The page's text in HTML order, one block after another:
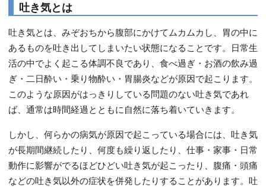
吐き気とは
吐き気とは、みぞおちから腹部にかけてムカムカし、胃の中に
あるものを吐き出してしまいたい状態になることです。日常生
活の中でよく起こる体調不良であり、食べ過ぎ・お酒の飲み過
ぎ・二日酔い・乗り物酔い・胃腸炎などが原因で起こります。
このような原因がはっきりしている問題のない吐き気であれ
ば、通常は時間経過とともに自然に落ち着いていきます。
しかし、何らかの病気が原因で起こっている場合には、吐き気
が長期間継続したり、何度も繰り返したり、仕事・家事・日常
動作に影響がでるほどひどい吐き気が起こったり、腹痛・頭痛
などの吐き気以外の症状を併発したりすることがあります。吐